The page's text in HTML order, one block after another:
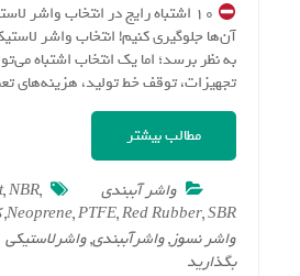
۱۰ اشتباه رایج در انتخاب واشر
آن‌ها جلوگیری کنیم! انتخاب واشر
به نظر برسد؛ اما یک انتخاب اشتباه
تجهیزات، توقف خط تولید، هزینه‌های
مطالب بیشتر
واشر آببندی ,NBR,
Neoprene,PTFE,Red Rubber,SBR
,
واشر نسوز,واشرآببندی,واشرلاستیکی
بگذارید